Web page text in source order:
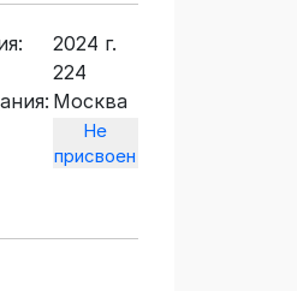
2024 г.
224
Москва
Не
присвоен